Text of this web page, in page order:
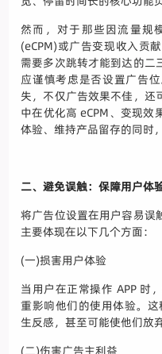
然而，对于那些因流量规
(eCPM)或广告变现收入贡
需要多次跳转才能到达的二
应谨慎考虑是否设置广告
失，不仅广告效果不佳，还
中在优化高 eCPM、变现效
体验、维持产品留存的同时
二、避免误触：保障用户体
将广告位设置在用户容易误
主要体现在以下几个方面：
(一)损害用户体验
当用户在正常操作 APP 时
重影响他们的使用体验。
生反感，甚至可能使他们放